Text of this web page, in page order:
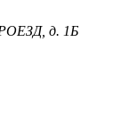
д. 1Б